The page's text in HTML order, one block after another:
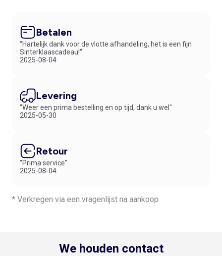
Betalen
“Hartelijk dank voor de vlotte afhandeling, het is een fijn
Sinterklaascadeau!“
2025-08-04
Levering
"Weer een prima bestelling en op tijd, dank u wel"
2025-05-30
Retour
"Prima service"
2025-08-04
* Verkregen via een vragenlijst na aankoop
We houden contact